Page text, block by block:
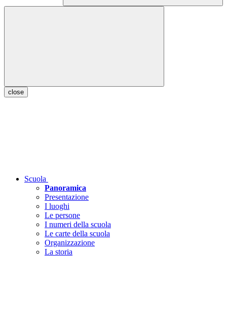
close
Scuola
Panoramica
Presentazione
I luoghi
Le persone
I numeri della scuola
Le carte della scuola
Organizzazione
La storia